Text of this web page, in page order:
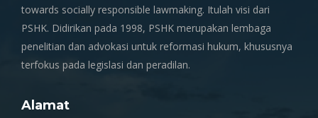
towards socially responsible lawmaking. Itulah visi dari
PSHK. Didirikan pada 1998, PSHK merupakan lembaga
penelitian dan advokasi untuk reformasi hukum, khususnya
terfokus pada legislasi dan peradilan.
Alamat